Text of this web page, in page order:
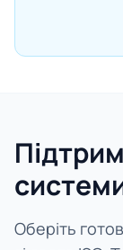
Оберіть